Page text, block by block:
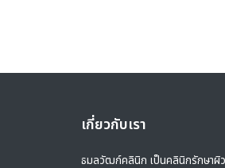
เกี่ยวกับเรา
ธมลวัฒก์คลินิก เป็นคลินิกรักษาผิ